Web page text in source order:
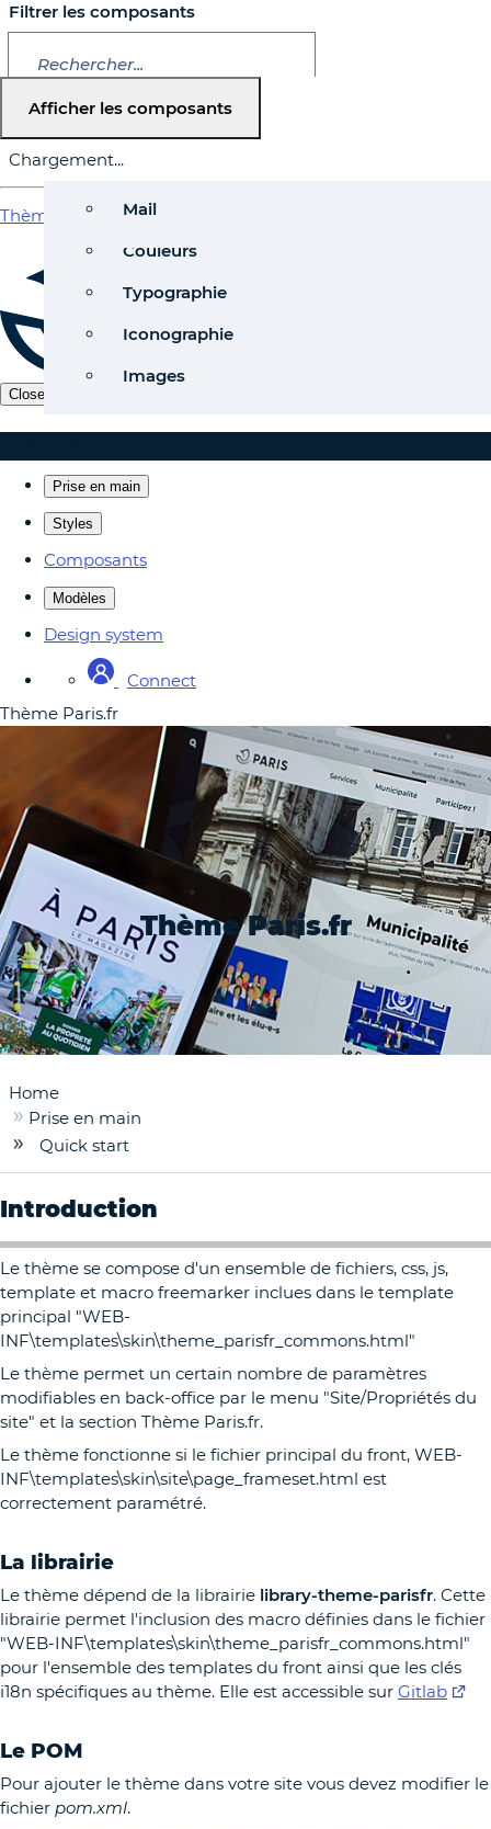
Home
Thème Paris.fr
Show
menu
Close
Prise en main
Configurer
Versions
Mettre à jour le thème
Support
Styles
Ombres
Navigation
Couleurs
Typographie
Iconographie
Images
Composants
Modèles
Code
Mail
Design system
Connect
Thème Paris.fr
Thème Paris.fr
Home
Prise en main
Quick start
Filtrer les composants
Afficher les composants
Chargement...
Introduction
Le thème se compose d'un ensemble de fichiers, css, js,
template et macro freemarker inclues dans le template
principal "WEB-
INF\templates\skin\theme_parisfr_commons.html"
Le thème permet un certain nombre de paramètres
modifiables en back-office par le menu "Site/Propriétés du
site" et la section Thème Paris.fr.
Le thème fonctionne si le fichier principal du front, WEB-
INF\templates\skin\site\page_frameset.html est
correctement paramétré.
La librairie
Le thème dépend de la librairie library-theme-parisfr. Cette
librairie permet l'inclusion des macro définies dans le fichier
"WEB-INF\templates\skin\theme_parisfr_commons.html"
pour l'ensemble des templates du front ainsi que les clés
i18n spécifiques au thème. Elle est accessible sur Gitlab
Le POM
Pour ajouter le thème dans votre site vous devez modifier le
fichier pom.xml.